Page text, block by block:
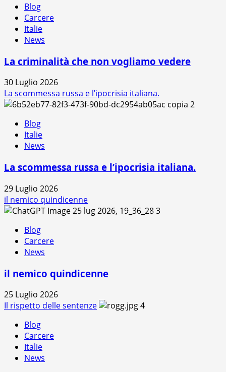
Blog
Carcere
Italie
News
La criminalità che non vogliamo vedere
30 Luglio 2026
La scommessa russa e l’ipocrisia italiana.
2
Blog
Italie
News
La scommessa russa e l’ipocrisia italiana.
29 Luglio 2026
il nemico quindicenne
3
Blog
Carcere
News
il nemico quindicenne
25 Luglio 2026
Il rispetto delle sentenze
4
Blog
Carcere
Italie
News